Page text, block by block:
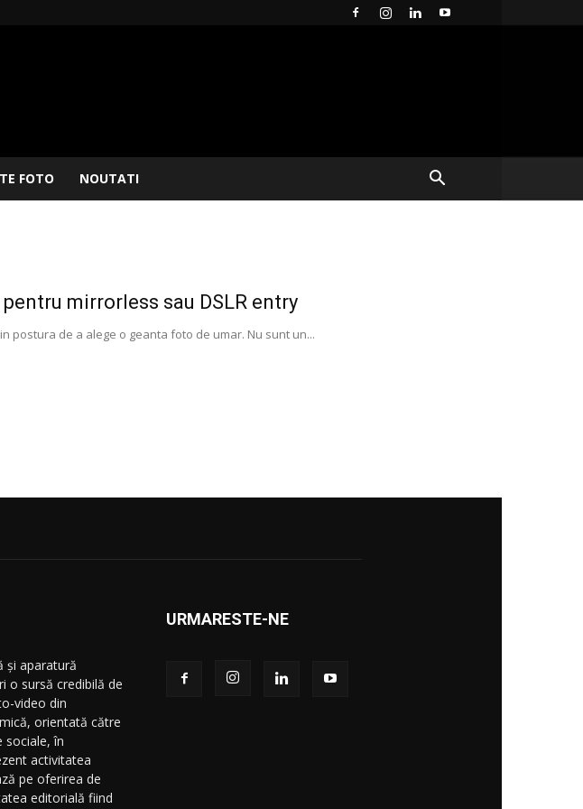
FOTO NOUTATI
mirrorless sau DSLR entry
postura de a alege o geanta foto de umar. Nu sunt un...
și aparatură
o sursă credibilă de
video din
orientată către
sociale, în
activitatea
pe oferirea de
editorială fiind
URMARESTE-NE